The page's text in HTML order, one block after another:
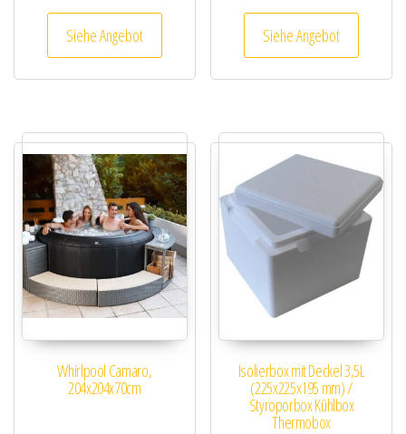
Siehe Angebot Siehe Angebot
Whirlpool Camaro,
204x204x70cm
Isolierbox mit Deckel 3,5L
(225x225x195 mm) /
Styroporbox Kühlbox
Thermobox